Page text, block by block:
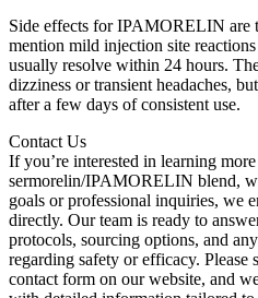
Side effects for IPAMORELIN are
mention mild injection site
usually resolve within 24 hours.
dizziness or transient headaches,
after a few days of consistent use.
Contact Us
If you’re interested in learning
sermorelin/IPAMORELIN blend,
goals or professional inquiries, we
directly. Our team is ready to
protocols, sourcing options, and
regarding safety or efficacy. Please
contact form on our website, and